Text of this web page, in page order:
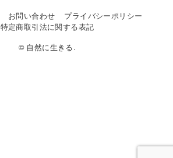
お問い合わせ
プライバシーポリシー
特定商取引法に関する表記
© 自然に生きる.